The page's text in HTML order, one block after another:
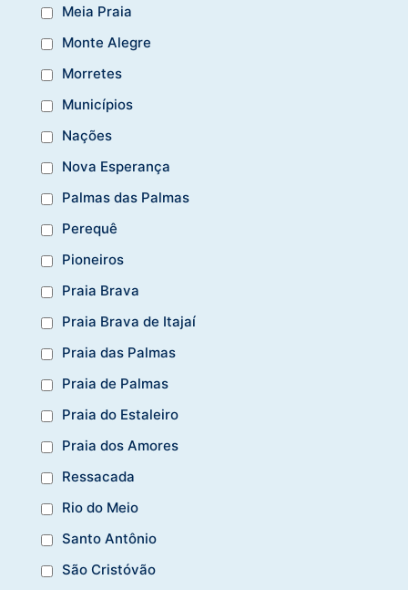
Meia Praia
Monte Alegre
Morretes
Municípios
Nações
Nova Esperança
Palmas das Palmas
Perequê
Pioneiros
Praia Brava
Praia Brava de Itajaí
Praia das Palmas
Praia de Palmas
Praia do Estaleiro
Praia dos Amores
Ressacada
Rio do Meio
Santo Antônio
São Cristóvão